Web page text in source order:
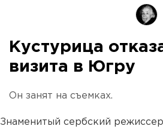
Кустурица
визита в Югру
Он занят на съемках.
Знаменитый сербский